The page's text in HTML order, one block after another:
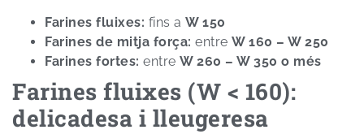
Farines fluixes: fins a W 150
Farines de mitja força: entre W 160 – W 250
Farines fortes: entre W 260 – W 350 o més
Farines fluixes (W < 160):
delicadesa i lleugeresa